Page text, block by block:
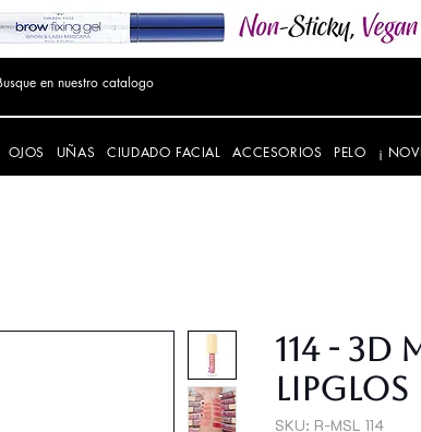
OJOS UÑAS CIUDADO FACIAL ACCESORIOS PELO ¡
114 - 3D
LIPGLOS
SKU: R-MSL 114